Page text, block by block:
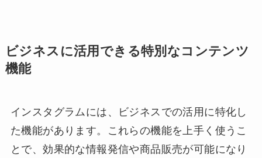
ビジネスに活用できる特別なコンテンツ
機能
インスタグラムには、ビジネスでの活用に特化し
た機能があります。これらの機能を上手く使うこ
とで、効果的な情報発信や商品販売が可能になり